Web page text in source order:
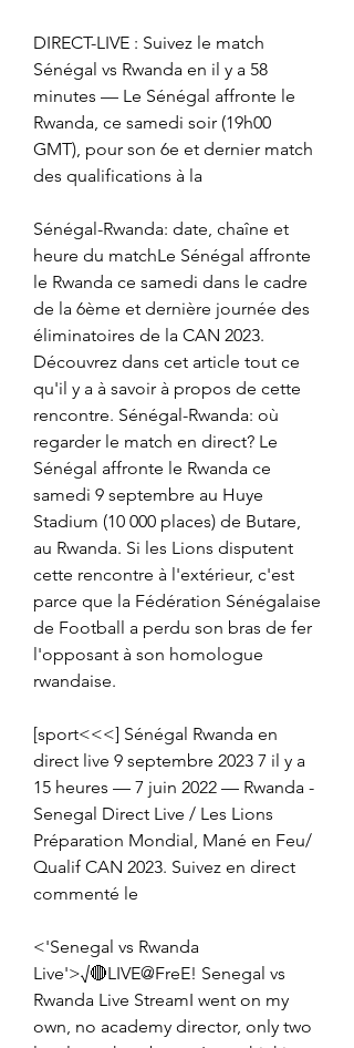
DIRECT-LIVE : Suivez le match
Sénégal vs Rwanda en il y a 58
minutes — Le Sénégal affronte le
Rwanda, ce samedi soir (19h00
GMT), pour son 6e et dernier match
des qualifications à la
Sénégal-Rwanda: date, chaîne et
heure du matchLe Sénégal affronte
le Rwanda ce samedi dans le cadre
de la 6ème et dernière journée des
éliminatoires de la CAN 2023.
Découvrez dans cet article tout ce
qu'il y a à savoir à propos de cette
rencontre. Sénégal-Rwanda: où
regarder le match en direct? Le
Sénégal affronte le Rwanda ce
samedi 9 septembre au Huye
Stadium (10 000 places) de Butare,
au Rwanda. Si les Lions disputent
cette rencontre à l'extérieur, c'est
parce que la Fédération Sénégalaise
de Football a perdu son bras de fer
l'opposant à son homologue
rwandaise.
[sport<<<] Sénégal Rwanda en
direct live 9 septembre 2023 7 il y a
15 heures — 7 juin 2022 — Rwanda -
Senegal Direct Live / Les Lions
Préparation Mondial, Mané en Feu/
Qualif CAN 2023. Suivez en direct
commenté le
<'Senegal vs Rwanda
Live'>√🔴LIVE@FreE! Senegal vs
Rwanda Live StreamI went on my
own, no academy director, only two